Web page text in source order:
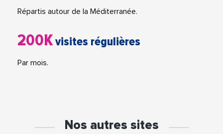
Répartis autour de la Méditerranée.
200Kvisites régulières
Par mois.
Nos autres sites